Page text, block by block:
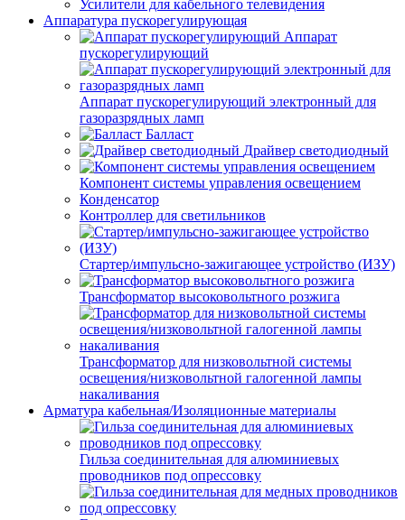
Усилители для кабельного телевидения
Аппаратура пускорегулирующая
Аппарат
пускорегулирующий
Аппарат пускорегулирующий электронный для
газоразрядных ламп
Балласт
Драйвер светодиодный
Компонент системы управления освещением
Конденсатор
Контроллер для светильников
Стартер/импульсно-зажигающее устройство (ИЗУ)
Трансформатор высоковольтного розжига
Трансформатор для низковольтной системы
освещения/низковольтной галогенной лампы
накаливания
Арматура кабельная/Изоляционные материалы
Гильза соединительная для алюминиевых
проводников под опрессовку